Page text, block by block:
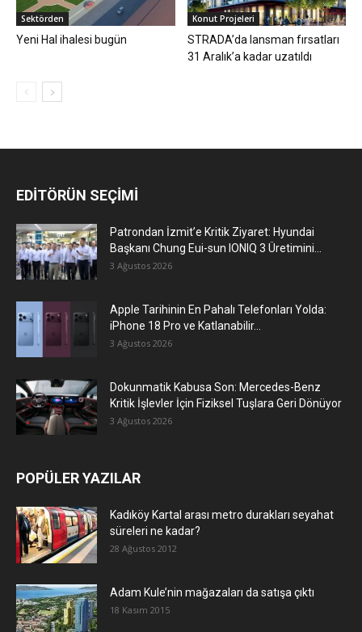
Sektörden
Yeni Hal ihalesi bugün
Konut Projeleri
STRADA’da lansman fırsatları
31 Aralık’a kadar uzatıldı
EDİTÖRÜN SEÇİMİ
Patrondan İzmit’e Kritik Ziyaret: Hyundai
Başkanı Chung Eui-sun IONIQ 3 Üretimini...
3 Ağustos 2026
Apple Tarihinin En Pahalı Telefonları Yolda:
iPhone 18 Pro ve Katlanabilir...
3 Ağustos 2026
Dokunmatik Kabusa Son: Mercedes-Benz
Kritik İşlevler İçin Fiziksel Tuşlara Geri Dönüyor
3 Ağustos 2026
POPÜLER YAZILAR
Kadıköy Kartal arası metro durakları seyahat
süreleri ne kadar?
28 Ağustos 2012
Adam Kule’nin mağazaları da satışa çıktı
18 Kasım 2015